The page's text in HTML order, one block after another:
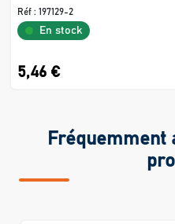
Réf : 197129-2
En stock
5,46 €
Fréquemment